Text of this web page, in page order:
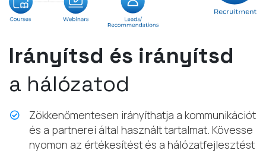
Irányítsd és irányítsd
a hálózatod
Zökkenőmentesen irányíthatja a kommunikációt
és a partnerei által használt tartalmat. Kövesse
nyomon az értékesítést és a hálózatfejlesztést